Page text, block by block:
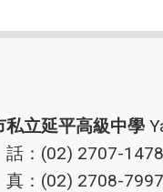
私立延平高級中學
(02) 2707-1478
(02) 2708-7997